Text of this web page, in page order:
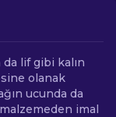
lif gibi kalın
olanak
ucunda da
imal